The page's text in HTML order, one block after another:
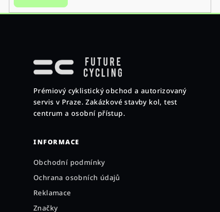
Prémiový cyklistický obchod a autorizovaný
servis v Praze. Zakázkové stavby kol, test
centrum a osobní přístup.
INFORMACE
Obchodní podmínky
Ochrana osobních údajů
Reklamace
Značky